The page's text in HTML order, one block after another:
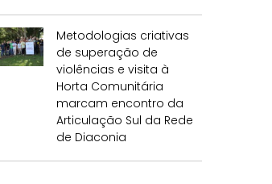
Metodologias criativas
de superação de
violências e visita à
Horta Comunitária
marcam encontro da
Articulação Sul da Rede
de Diaconia